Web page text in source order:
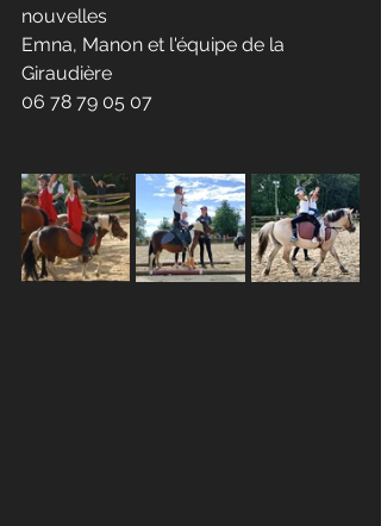
nouvelles
Emna, Manon et l'équipe de la
Giraudière
06 78 79 05 07